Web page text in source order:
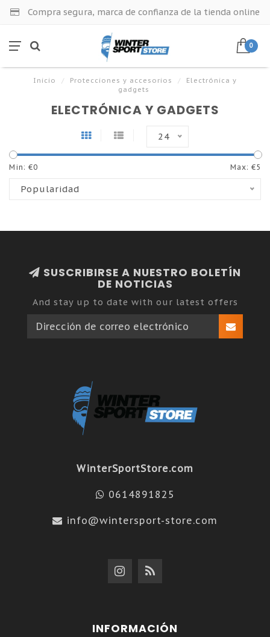
Compra segura, marca de confianza de la tienda online
0
Inicio / Protecciones y accesorios /
Electrónica y
gadgets
ELECTRÓNICA Y GADGETS
24
Min: €0 Max: €5
Popularidad
SUSCRIBIRSE A NUESTRO BOLETÍN
DE NOTICIAS
And stay up to date with our latest offers
WinterSportStore.com
0614891825
info@wintersport-store.com
INFORMACIÓN